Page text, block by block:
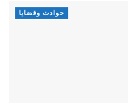
حوادث وقضايا